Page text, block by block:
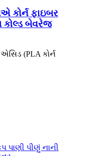
કોર્ન ફાઇબર
કોલ્ડ બેવરેજ
(PLA કોર્ન